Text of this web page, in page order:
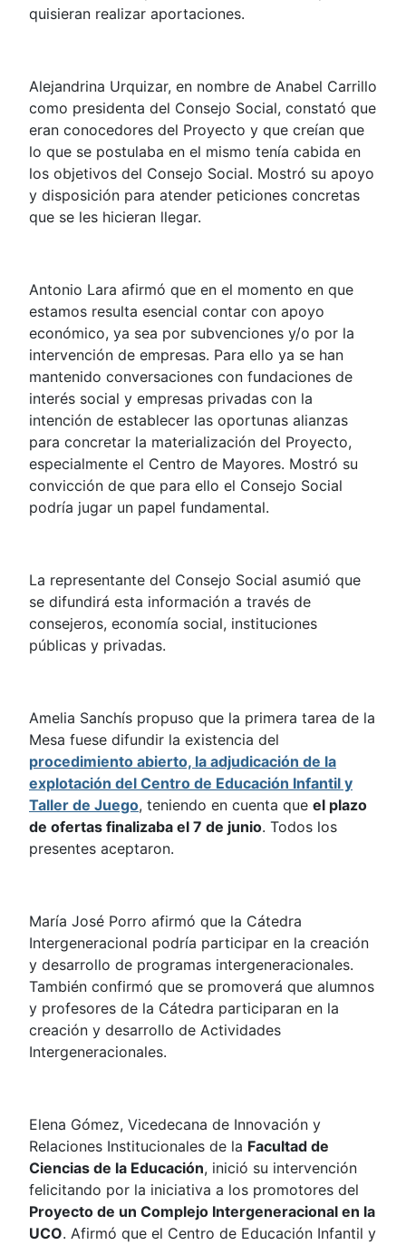
quisieran realizar aportaciones.
Alejandrina Urquizar, en nombre de Anabel Carrillo
como presidenta del Consejo Social, constató que
eran conocedores del Proyecto y que creían que
lo que se postulaba en el mismo tenía cabida en
los objetivos del Consejo Social. Mostró su apoyo
y disposición para atender peticiones concretas
que se les hicieran llegar.
Antonio Lara afirmó que en el momento en que
estamos resulta esencial contar con apoyo
económico, ya sea por subvenciones y/o por la
intervención de empresas. Para ello ya se han
mantenido conversaciones con fundaciones de
interés social y empresas privadas con la
intención de establecer las oportunas alianzas
para concretar la materialización del Proyecto,
especialmente el Centro de Mayores. Mostró su
convicción de que para ello el Consejo Social
podría jugar un papel fundamental.
La representante del Consejo Social asumió que
se difundirá esta información a través de
consejeros, economía social, instituciones
públicas y privadas.
Amelia Sanchís propuso que la primera tarea de la
Mesa fuese difundir la existencia del
procedimiento abierto, la adjudicación de la
explotación del Centro de Educación Infantil y
Taller de Juego, teniendo en cuenta que el plazo
de ofertas finalizaba el 7 de junio. Todos los
presentes aceptaron.
María José Porro afirmó que la Cátedra
Intergeneracional podría participar en la creación
y desarrollo de programas intergeneracionales.
También confirmó que se promoverá que alumnos
y profesores de la Cátedra participaran en la
creación y desarrollo de Actividades
Intergeneracionales.
Elena Gómez, Vicedecana de Innovación y
Relaciones Institucionales de la Facultad de
Ciencias de la Educación, inició su intervención
felicitando por la iniciativa a los promotores del
Proyecto de un Complejo Intergeneracional en la
UCO. Afirmó que el Centro de Educación Infantil y